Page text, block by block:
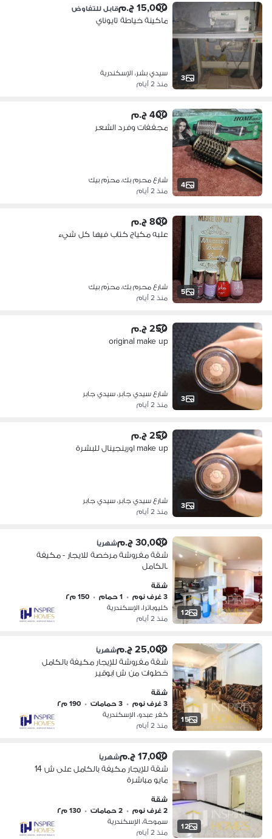
3
15,000 ج.م قابل للتفاوض
ماكينة خياطة تايوناي
سيدي بشر، الإسكندرية
منذ 2 أيام
4
400 ج.م
مجففات وفرد الشعر
شارع محرم بك، محرّم بيك
منذ 2 أيام
5
800 ج.م
علبه مكياج كتاب فيها كل شيء
شارع محرم بك، محرّم بيك
منذ 2 أيام
3
250 ج.م
original make up
شارع سيدي جابر، سيدي جابر
منذ 2 أيام
3
250 ج.م
make up اورينجينال للبشرة
شارع سيدي جابر، سيدي جابر
منذ 2 أيام
12
30,000 ج.م شهرياً
شقة مفروشة مرخصة للايجار - مكيفة
بالكامل
شقة
3 غرف نوم
• 1 حمام • 150 م٢
كليوباترا، الإسكندرية
منذ 2 أيام
15
25,000 ج.م شهرياً
شقة مفروشة للإيجار مكيفة بالكامل
خطوات من ش ابوقير
شقة
3 غرف نوم
• 3 حمامات • 190 م٢
كفر عبدو، الإسكندرية
منذ 2 أيام
12
17,000 ج.م شهرياً
شقة للإيجار مكيفة بالكامل على ش 14
مايو مباشرة
شقة
2 غرف نوم
• 2 حمامات • 130 م٢
سموحة، الإسكندرية
منذ 2 أيام